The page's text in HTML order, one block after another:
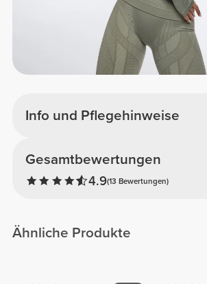
Info und Pflegehinweise
Gesamtbewertungen
4.9(13 Bewertungen)
Ähnliche Produkte